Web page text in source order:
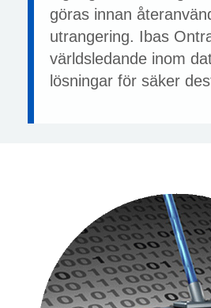
göras innan
utrangering. Ibas
världsledande inom
lösningar för säker